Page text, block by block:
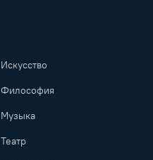
Искусство
Философия
Музыка
Театр